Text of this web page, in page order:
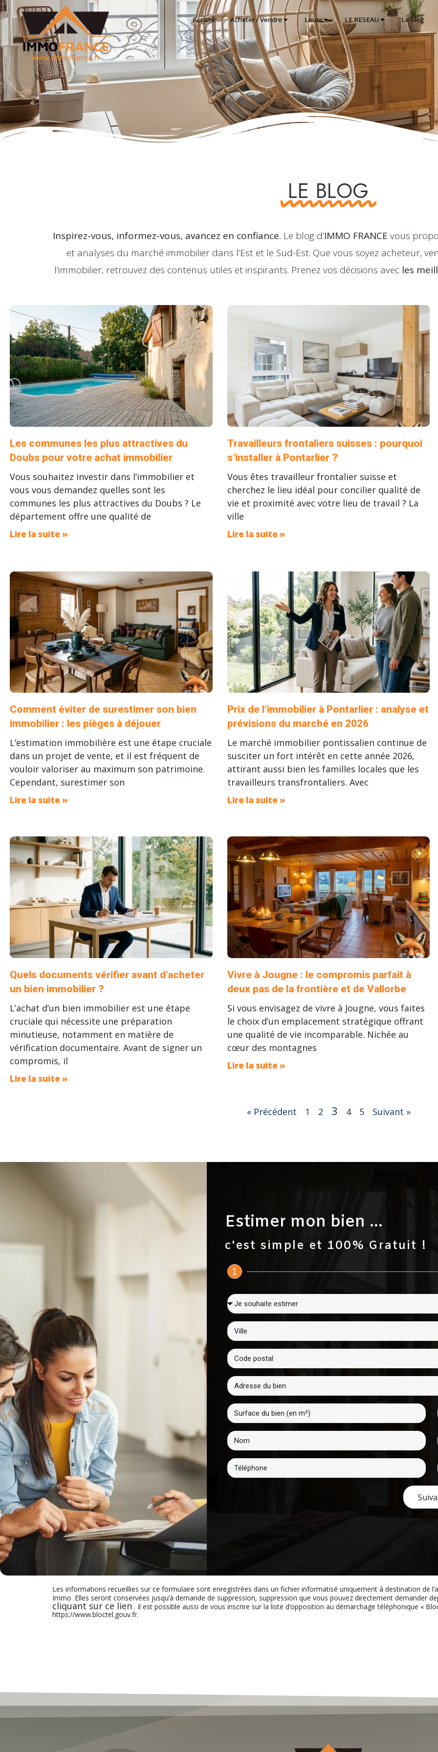
Accueil Acheter / Vendre Louer LE RESEAU Le blog
LE BLOG
Inspirez-vous, informez-vous, avancez en confiance. Le blog d’IMMO FRANCE vous
et analyses du marché immobilier dans l’Est et le Sud-Est. Que vous soyez acheteur,
l’immobilier, retrouvez des contenus utiles et inspirants. Prenez vos décisions avec les
Les communes les plus attractives du
Doubs pour votre achat immobilier
Vous souhaitez investir dans l’immobilier et
vous vous demandez quelles sont les
communes les plus attractives du Doubs ? Le
département offre une qualité de
Lire la suite »
Travailleurs frontaliers suisses : pourquoi
s’installer à Pontarlier ?
Vous êtes travailleur frontalier suisse et
cherchez le lieu idéal pour concilier qualité de
vie et proximité avec votre lieu de travail ? La
ville
Lire la suite »
Comment éviter de surestimer son bien
immobilier : les pièges à déjouer
L’estimation immobilière est une étape cruciale
dans un projet de vente, et il est fréquent de
vouloir valoriser au maximum son patrimoine.
Cependant, surestimer son
Lire la suite »
Prix de l’immobilier à Pontarlier : analyse et
prévisions du marché en 2026
Le marché immobilier pontissalien continue de
susciter un fort intérêt en cette année 2026,
attirant aussi bien les familles locales que les
travailleurs transfrontaliers. Avec
Lire la suite »
Quels documents vérifier avant d’acheter
un bien immobilier ?
L’achat d’un bien immobilier est une étape
cruciale qui nécessite une préparation
minutieuse, notamment en matière de
vérification documentaire. Avant de signer un
compromis, il
Lire la suite »
Vivre à Jougne : le compromis parfait à
deux pas de la frontière et de Vallorbe
Si vous envisagez de vivre à Jougne, vous faites
le choix d’un emplacement stratégique offrant
une qualité de vie incomparable. Nichée au
cœur des montagnes
Lire la suite »
« Précédent 1 2 3 4 5 Suivant »
Estimer mon bien ...
c'est simple et 100% Gratuit !
1
Les informations recueillies sur ce formulaire sont enregistrées dans un fichier informatisé uniquement à destination de
Immo .Elles seront conservées jusqu’à demande de suppression, suppression que vous pouvez directement demander
cliquant sur ce lien . Il est possible aussi de vous inscrire sur la liste d’opposition au démarchage téléphonique «
https://www.bloctel.gouv.fr.